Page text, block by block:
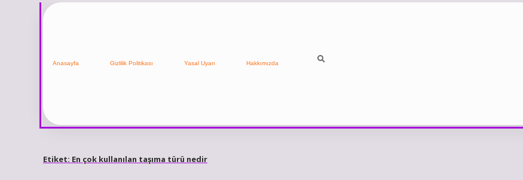
Anasayfa Gizlilik Politikası Yasal Uyarı Hakkımızda
Etiket: En çok kullanılan taşıma türü nedir